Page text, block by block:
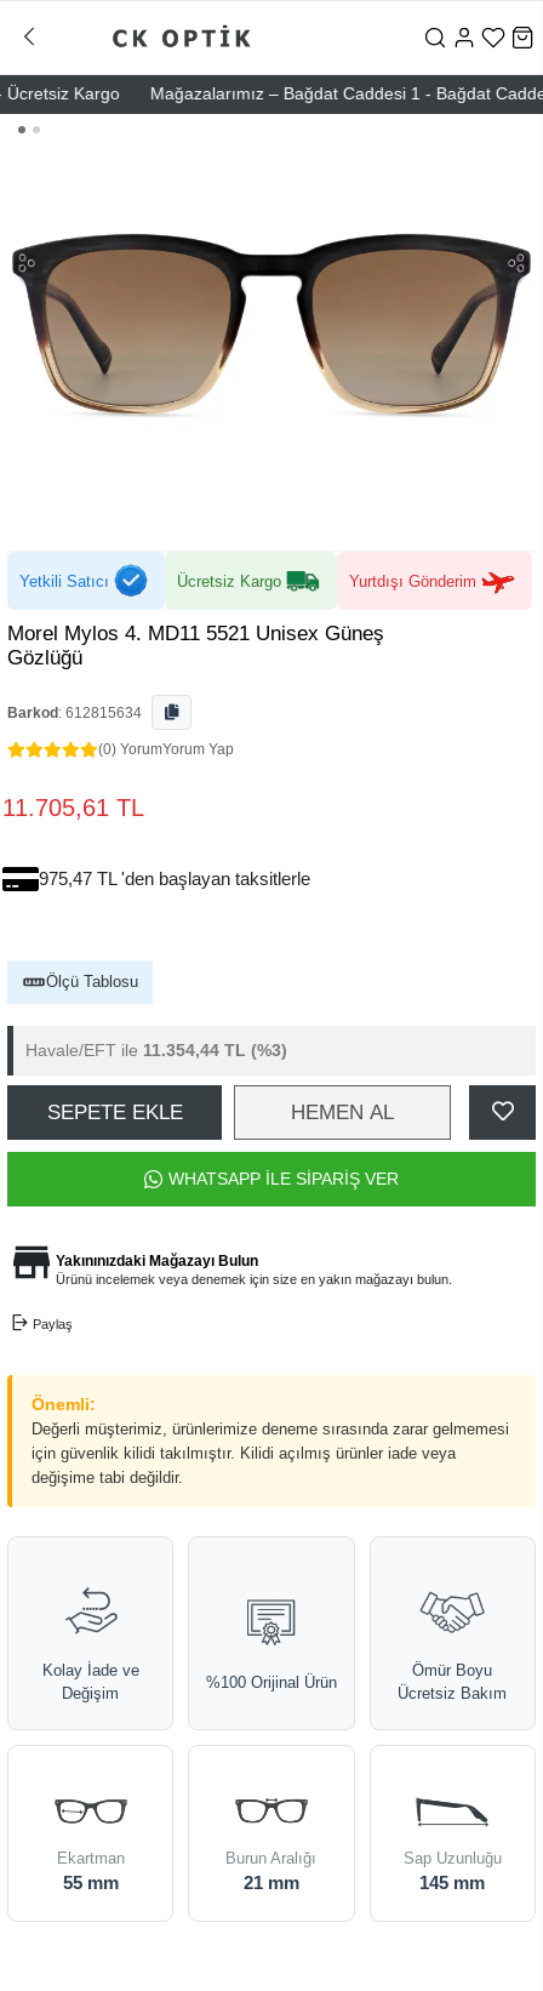
Kargo Mağazalarımız – Bağdat Caddesi 1 - Bağdat
Yetkili Satıcı Ücretsiz Kargo Yurtdışı Gönderim
Morel Mylos 4. MD11 5521 Unisex Güneş
Gözlüğü
Barkod : 612815634
(0) YorumYorum Yap
11.705,61 TL
975,47 TL 'den başlayan taksitlerle
Ölçü Tablosu
Havale/EFT ile 11.354,44 TL (%3)
SEPETE EKLE HEMEN AL
WHATSAPP İLE SİPARİŞ VER
Yakınınızdaki Mağazayı Bulun
Ürünü incelemek veya denemek için size en yakın mağazayı bulun.
Paylaş
Önemli:
Değerli müşterimiz, ürünlerimize deneme sırasında zarar gelmemesi
için güvenlik kilidi takılmıştır. Kilidi açılmış ürünler iade veya
değişime tabi değildir.
Kolay İade ve
Değişim
%100 Orijinal Ürün
Ömür Boyu
Ücretsiz Bakım
Ekartman
55 mm
Burun Aralığı
21 mm
Sap Uzunluğu
145 mm